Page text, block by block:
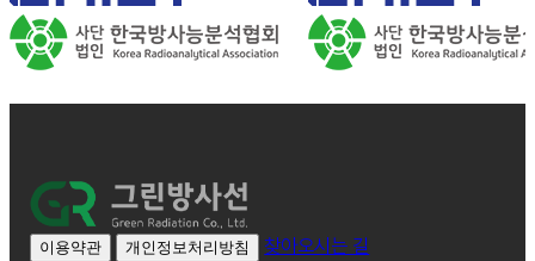
이용약관 개인정보처리방침
찾아오시는 길